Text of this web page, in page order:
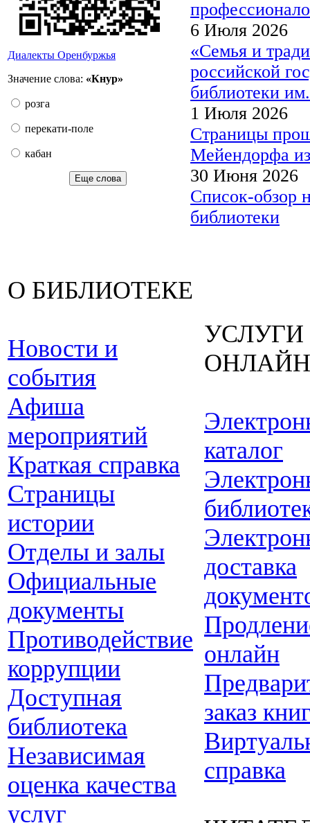
Диалекты Оренбуржья
Значение слова: «Кнур»
розга
перекати-поле
кабан
Еще слова
6 Июля 2026
«Семья и
российской
библиотеки
1 Июля 2026
Страницы
Мейендорфа
30 Июня 2026
Список-обзор
библиотеки
О БИБЛИОТЕКЕ
Новости и
события
Афиша
мероприятий
Краткая справка
Страницы
истории
Отделы и залы
Официальные
документы
Противодействие
коррупции
Доступная
библиотека
Независимая
оценка качества
услуг
УСЛУГИ
ОНЛАЙН
каталог
доставка
онлайн
заказ
справка